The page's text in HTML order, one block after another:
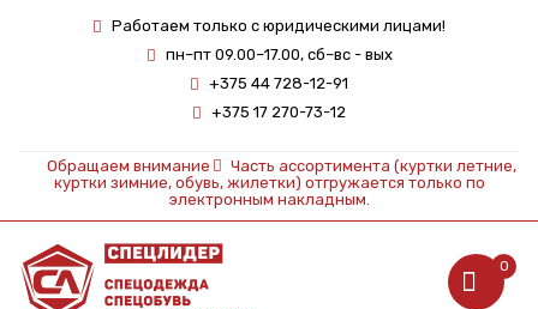
Работаем только с юридическими лицами!
пн–пт 09.00–17.00, сб–вс - вых
+375 44 728-12-91
+375 17 270-73-12
Обращаем внимание
Часть ассортимента (куртки летние,
куртки зимние, обувь, жилетки) отгружается только по
электронным накладным.
0